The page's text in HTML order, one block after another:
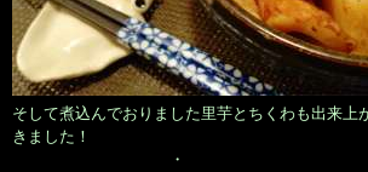
そして煮込んでおりました里芋とちくわも出来上
きました！
・